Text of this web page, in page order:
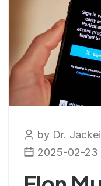
by Dr.
2025-02-23